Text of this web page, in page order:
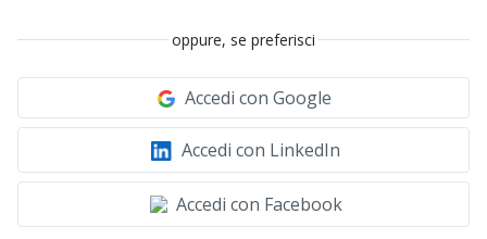
oppure, se preferisci
Accedi con Google
Accedi con LinkedIn
Accedi con Facebook